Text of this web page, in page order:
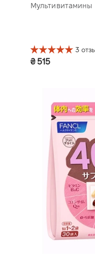
Мультивитамины
3
₴ 515